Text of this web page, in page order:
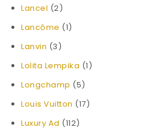
Lancel (2)
Lancôme (1)
Lanvin (3)
Lolita Lempika (1)
Longchamp (5)
Louis Vuitton (17)
Luxury Ad (112)